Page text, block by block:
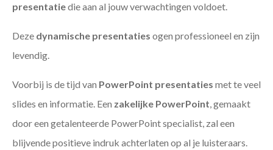
presentatiedie aan al jouw verwachtingen voldoet.
Deze dynamische presentaties ogen professioneel en zijn
levendig.
Voorbij is de tijd van PowerPoint presentaties met te veel
slides en informatie. Een zakelijke PowerPoint, gemaakt
door een getalenteerde PowerPoint specialist, zal een
blijvende positieve indruk achterlaten op al je luisteraars.